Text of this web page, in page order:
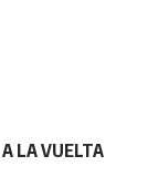
LA VUELTA